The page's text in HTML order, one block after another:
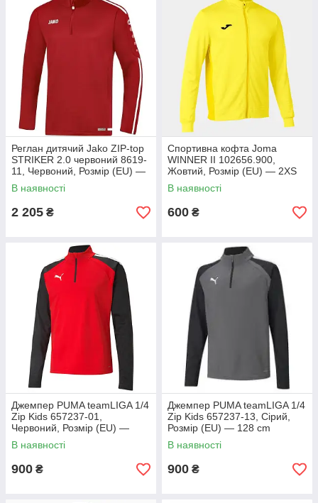
Реглан дитячий Jako ZIP-top
STRIKER 2.0 червоний 8619-
11, Червоний, Розмір (EU) —
128cm
В наявності
2 205 ₴
Спортивна кофта Joma
WINNER II 102656.900,
Жовтий, Розмір (EU) — 2XS
В наявності
600 ₴
Джемпер PUMA teamLIGA 1/4
Zip Kids 657237-01,
Червоний, Розмір (EU) —
164cm
В наявності
900 ₴
Джемпер PUMA teamLIGA 1/4
Zip Kids 657237-13, Сірий,
Розмір (EU) — 128 cm
В наявності
900 ₴